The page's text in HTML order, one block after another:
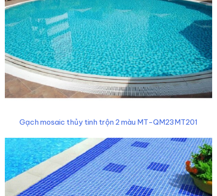
Gạch mosaic thủy tinh trộn 2 màu MT-QM23MT201